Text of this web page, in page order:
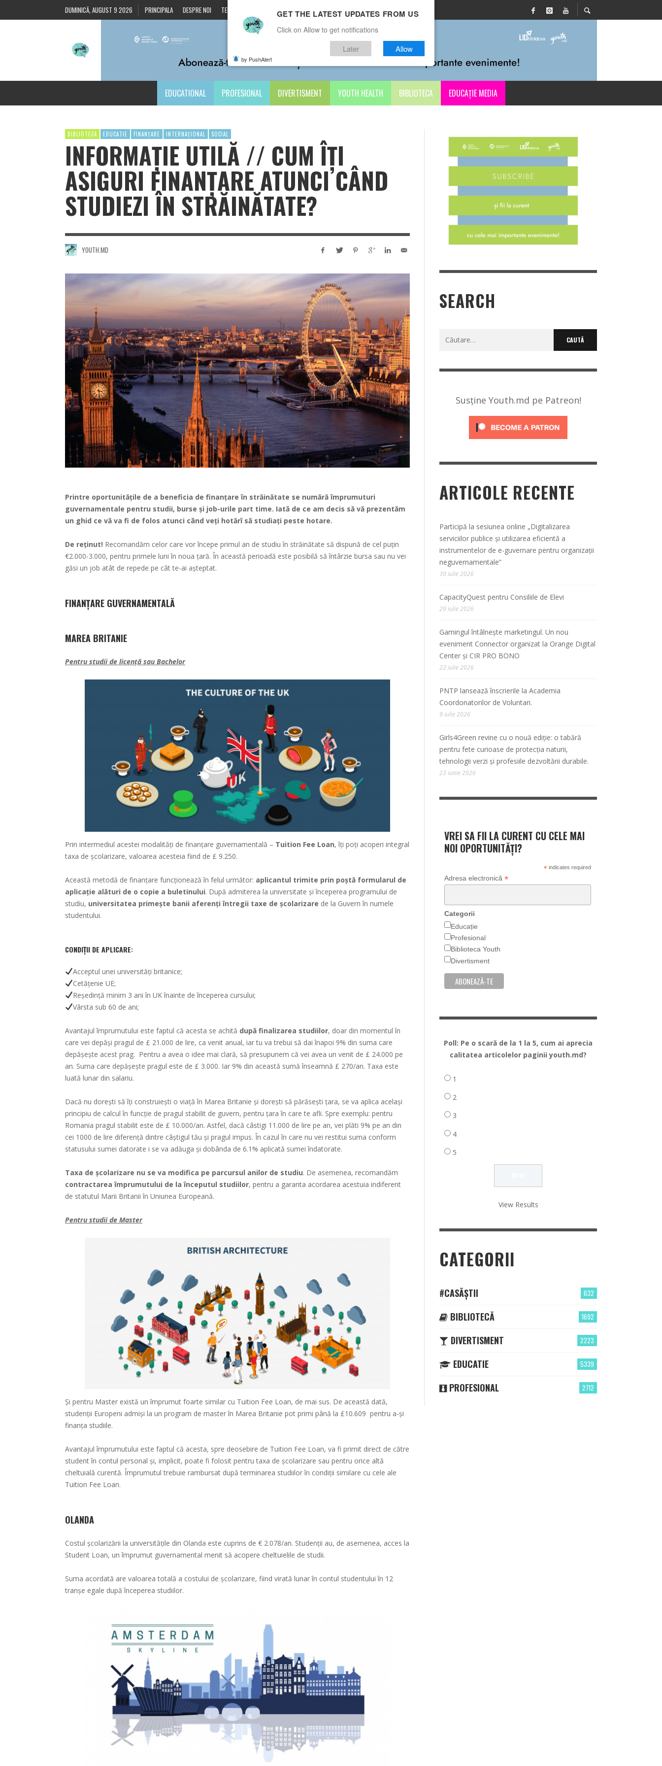
DUMINICĂ, AUGUST 9 2026 PRINCIPALA DESPRE NOI TERMENI ȘI CONDIȚII CONTACTE
EDUCATIONAL PROFESIONAL DIVERTISMENT YOUTH HEALTH BIBLIOTECA EDUCAȚIE MEDIA
BIBLIOTECĂ EDUCATIE FINANȚARE INTERNAȚIONAL SOCIAL
INFORMAȚIE UTILĂ // CUM ÎȚI
ASIGURI FINANȚARE ATUNCI CÂND
STUDIEZI ÎN STRĂINĂTATE?
YOUTH.MD
Printre oportunitățile de a beneficia de finanțare în străinătate se numără împrumuturi
guvernamentale pentru studii, burse și job-urile part time. Iată de ce am decis să vă prezentăm
un ghid ce vă va fi de folos atunci când veți hotărî să studiați peste hotare.
De reținut! Recomandăm celor care vor începe primul an de studiu în străinătate să dispună de cel puțin
€2.000-3.000, pentru primele luni în noua țară. În această perioadă este posibilă să întârzie bursa sau nu vei
găsi un job atât de repede pe cât te-ai așteptat.
FINANȚARE GUVERNAMENTALĂ
MAREA BRITANIE
Pentru studii de licență sau Bachelor
Prin intermediul acestei modalități de finanțare guvernamentală – Tuition Fee Loan, îți poți acoperi integral
taxa de școlarizare, valoarea acesteia fiind de £ 9.250.
Această metodă de finanțare funcționează în felul următor: aplicantul trimite prin poștă formularul de
aplicație alături de o copie a buletinului. După admiterea la universitate și începerea programului de
studiu, universitatea primește banii aferenți întregii taxe de școlarizare de la Guvern în numele
studentului.
CONDIȚII DE APLICARE:
Acceptul unei universități britanice;
Cetățenie UE;
Reședință minim 3 ani în UK înainte de începerea cursului;
Vârsta sub 60 de ani;
Avantajul împrumutului este faptul că acesta se achită după finalizarea studiilor, doar din momentul în
care vei depăși pragul de £ 21.000 de lire, ca venit anual, iar tu va trebui să dai înapoi 9% din suma care
depășește acest prag. Pentru a avea o idee mai clară, să presupunem că vei avea un venit de £ 24.000 pe
an. Suma care depășește pragul este de £ 3.000. Iar 9% din această sumă înseamnă £ 270/an. Taxa este
luată lunar din salariu.
Dacă nu dorești să îți construiești o viață în Marea Britanie și dorești să părăsești țara, se va aplica același
principiu de calcul în funcție de pragul stabilit de guvern, pentru țara în care te afli. Spre exemplu: pentru
Romania pragul stabilit este de £ 10.000/an. Astfel, dacă câstigi 11.000 de lire pe an, vei plăti 9% pe an din
cei 1000 de lire diferență dintre câștigul tău și pragul impus. În cazul în care nu vei restitui suma conform
statusului sumei datorate i se va adăuga și dobânda de 6.1% aplicată sumei îndatorate.
Taxa de școlarizare nu se va modifica pe parcursul anilor de studiu. De asemenea, recomandăm
contractarea împrumutului de la începutul studiilor, pentru a garanta acordarea acestuia indiferent
de statutul Marii Britanii în Uniunea Europeană.
Pentru studii de Master
Și pentru Master există un împrumut foarte similar cu Tuition Fee Loan, de mai sus. De această dată,
studenții Europeni admiși la un program de master în Marea Britanie pot primi până la £10.609 pentru a-și
finanța studiile.
Avantajul împrumutului este faptul că acesta, spre deosebire de Tuition Fee Loan, va fi primit direct de către
student în contul personal și, implicit, poate fi folosit pentru taxa de școlarizare sau pentru orice altă
cheltuială curentă. Împrumutul trebuie rambursat după terminarea studiilor în condiții similare cu cele ale
Tuition Fee Loan.
OLANDA
Costul școlarizării la universitățile din Olanda este cuprins de € 2.078/an. Studenții au, de asemenea, acces la
Student Loan, un împrumut guvernamental menit să acopere cheltuielile de studii.
Suma acordată are valoarea totală a costului de școlarizare, fiind virată lunar în contul studentului în 12
tranșe egale după începerea studiilor.
SEARCH
Caută
Susține Youth.md pe Patreon!
ARTICOLE RECENTE
Participă la sesiunea online „Digitalizarea
serviciilor publice și utilizarea eficientă a
instrumentelor de e-guvernare pentru organizații
neguvernamentale”
30 iulie 2026
CapacityQuest pentru Consiliile de Elevi
29 iulie 2026
Gamingul întâlnește marketingul. Un nou
eveniment Connector organizat la Orange Digital
Center și CIR PRO BONO
22 iulie 2026
PNTP lansează înscrierile la Academia
Coordonatorilor de Voluntari.
9 iulie 2026
Girls4Green revine cu o nouă ediție: o tabără
pentru fete curioase de protecția naturii,
tehnologii verzi și profesiile dezvoltării durabile.
23 iunie 2026
VREI SA FII LA CURENT CU CELE MAI
NOI OPORTUNITĂȚI?
*indicates required
Adresa electronică *
Categorii
Educație
Profesional
Biblioteca Youth
Divertisment
Poll: Pe o scară de la 1 la 5, cum ai aprecia
calitatea articolelor paginii youth.md?
1
2
3
4
5
View Results
CATEGORII
632
#CASĂȘTII
1692
BIBLIOTECĂ
2223
DIVERTISMENT
5339
EDUCATIE
2712
PROFESIONAL
GET THE LATEST UPDATES FROM US
Click on Allow to get notifications
Later Allow
by PushAlert